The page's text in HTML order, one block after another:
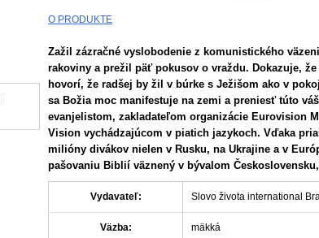
O PRODUKTE
Zažil zázračné vyslobodenie z komunistického
rakoviny a prežil päť pokusov o vraždu. Dokazuje,
hovorí, že radšej by žil v búrke s Ježišom ako v
sa Božia moc manifestuje na zemi a preniesť túto
evanjelistom, zakladateľom organizácie Eurovision
Vision vychádzajúcom v piatich jazykoch. Vďaka
milióny divákov nielen v Rusku, na Ukrajine a v
pašovaniu Biblií väznený v bývalom
Vydavateľ: Slovo života international
Väzba: mäkká